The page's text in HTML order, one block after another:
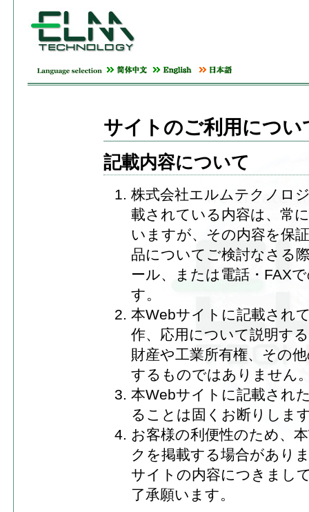
サイトのご利用につい
記載内容について
株式会社エルムテクノロ
載されている内容は、常
いますが、その内容を保
品についてご検討なさる
ール、または電話・FAX
す。
本Webサイトに記載され
作、応用について説明す
財産や工業所有権、その
するものではありません
本Webサイトに記載され
ることは固くお断りしま
お客様の利便性のため、
クを掲載する場合があり
サイトの内容につきまし
了承願います。